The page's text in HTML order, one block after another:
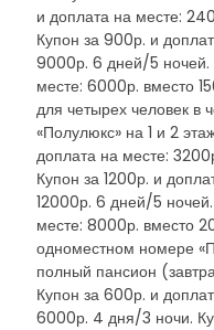
и доплата на месте:
Купон за 900р. и
9000р. 6 дней/5 ночей.
месте: 6000р. вместо
для четырех человек в
«Полулюкс» на 1 и 2
доплата на месте:
Купон за 1200р. и
12000р. 6 дней/5
месте: 8000р. вместо
одноместном номере
полный пансион
Купон за 600р. и
6000р. 4 дня/3 ночи.